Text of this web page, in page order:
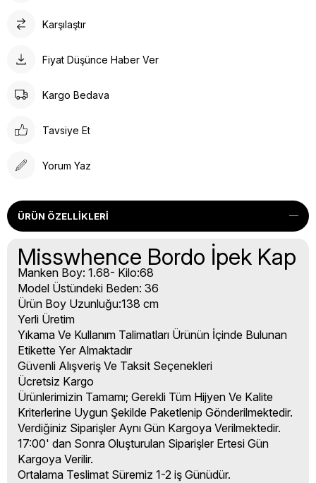
Karşılaştır
Fiyat Düşünce Haber Ver
Kargo Bedava
Tavsiye Et
Yorum Yaz
ÜRÜN ÖZELLIKLERI
Misswhence Bordo İpek Kap
Manken Boy: 1.68- Kilo:68
Model Üstündeki Beden: 36
Ürün Boy Uzunluğu:138 cm
Yerli Üretim
Yıkama Ve Kullanım Talimatları Ürünün İçinde Bulunan
Etikette Yer Almaktadır
Güvenli Alışveriş Ve Taksit Seçenekleri
Ücretsiz Kargo
Ürünlerimizin Tamamı; Gerekli Tüm Hijyen Ve Kalite
Kriterlerine Uygun Şekilde Paketlenip Gönderilmektedir.
Verdiğiniz Siparişler Aynı Gün Kargoya Verilmektedir.
17:00' dan Sonra Oluşturulan Siparişler Ertesi Gün
Kargoya Verilir.
Ortalama Teslimat Süremiz 1-2 iş Günüdür.